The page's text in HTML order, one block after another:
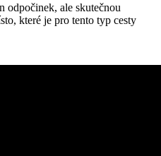
odpočinek, ale skutečnou
které je pro tento typ cesty